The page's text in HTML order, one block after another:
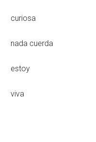
curiosa
nada cuerda
estoy
viva